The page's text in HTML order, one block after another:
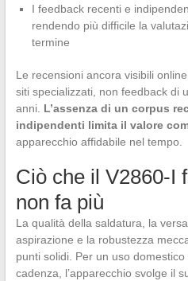
I feedback recenti e
rendendo più difficile la
termine
Le recensioni ancora visibili
siti specializzati, non feedback di
anni. L’assenza di un corpus
indipendenti limita il valore
apparecchio affidabile nel tempo.
Ciò che il V2860-I
non fa più
La qualità della saldatura, la
aspirazione e la robustezza
punti solidi. Per un uso
cadenza, l’apparecchio svolge il